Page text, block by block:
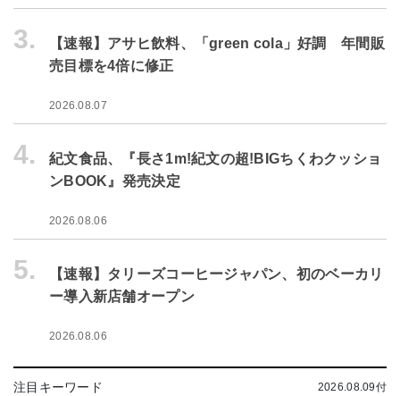
3.
【速報】アサヒ飲料、「green cola」好調 年間販
売目標を4倍に修正
2026.08.07
4.
紀文食品、『長さ1m!紀文の超!BIGちくわクッショ
ンBOOK』発売決定
2026.08.06
5.
【速報】タリーズコーヒージャパン、初のベーカリ
ー導入新店舗オープン
2026.08.06
注目キーワード 2026.08.09付